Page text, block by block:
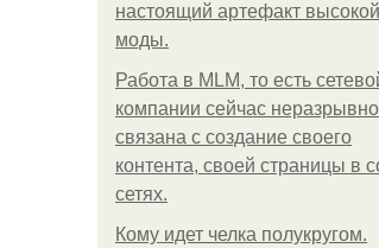
настоящий артефакт высокой
моды.
Работа в MLM, то есть
компании сейчас неразрывно
связана с создание своего
контента, своей страницы в
сетях.
Кому идет челка полукругом.